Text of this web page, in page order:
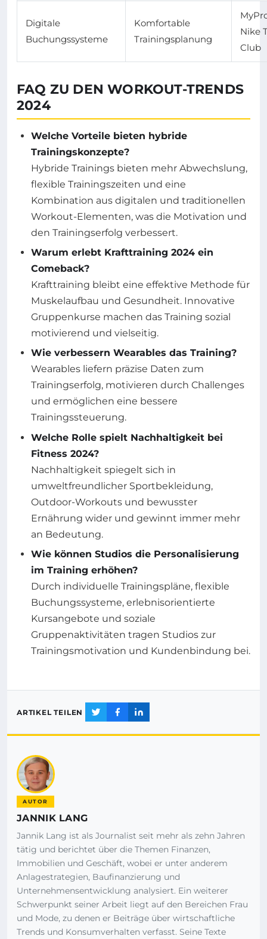
Digitale
Buchungssysteme
Komfortable
Trainingsplanung
Nike
Club
FAQ ZU DEN WORKOUT-TRENDS
2024
Welche Vorteile bieten hybride
Trainingskonzepte?
Hybride Trainings bieten mehr Abwechslung,
flexible Trainingszeiten und eine
Kombination aus digitalen und traditionellen
Workout-Elementen, was die Motivation und
den Trainingserfolg verbessert.
Warum erlebt Krafttraining 2024 ein
Comeback?
Krafttraining bleibt eine effektive Methode für
Muskelaufbau und Gesundheit. Innovative
Gruppenkurse machen das Training sozial
motivierend und vielseitig.
Wie verbessern Wearables das Training?
Wearables liefern präzise Daten zum
Trainingserfolg, motivieren durch Challenges
und ermöglichen eine bessere
Trainingssteuerung.
Welche Rolle spielt Nachhaltigkeit bei
Fitness 2024?
Nachhaltigkeit spiegelt sich in
umweltfreundlicher Sportbekleidung,
Outdoor-Workouts und bewusster
Ernährung wider und gewinnt immer mehr
an Bedeutung.
Wie können Studios die Personalisierung
im Training erhöhen?
Durch individuelle Trainingspläne, flexible
Buchungssysteme, erlebnisorientierte
Kursangebote und soziale
Gruppenaktivitäten tragen Studios zur
Trainingsmotivation und Kundenbindung bei.
ARTIKEL TEILEN
AUTOR
JANNIK LANG
Jannik Lang ist als Journalist seit mehr als zehn Jahren
tätig und berichtet über die Themen Finanzen,
Immobilien und Geschäft, wobei er unter anderem
Anlagestrategien, Baufinanzierung und
Unternehmensentwicklung analysiert. Ein weiterer
Schwerpunkt seiner Arbeit liegt auf den Bereichen Frau
und Mode, zu denen er Beiträge über wirtschaftliche
Trends und Konsumverhalten verfasst. Seine Texte